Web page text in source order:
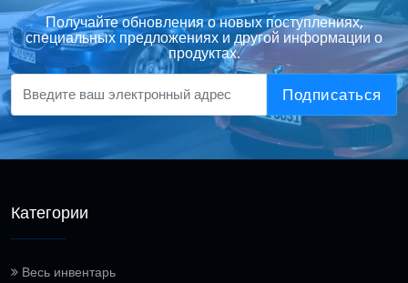
Получайте обновления о новых поступлениях,
специальных предложениях и другой информации о
продуктах.
Подписаться
Категории
Весь инвентарь